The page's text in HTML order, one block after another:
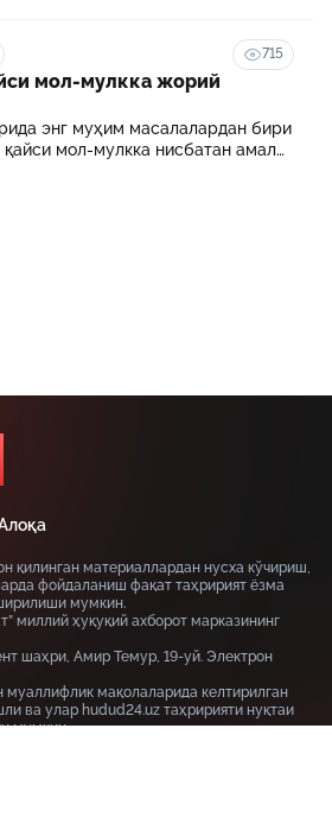
тўланадиган контракт
қоплаб бериш тартибидир
715
мол-мулкка жорий
энг муҳим масалалардан бири
мол-мулкка нисбатан амал
қилинган материаллардан нусха кўчириш,
фойдаланиш фақат таҳририят ёзма
мумкин.
миллий ҳуқуқий ахборот марказининг
шаҳри, Амир Темур, 19-уй. Электрон
муаллифлик мақолаларида келтирилган
ва улар hudud24.uz таҳририяти нуқтаи
мумкин.